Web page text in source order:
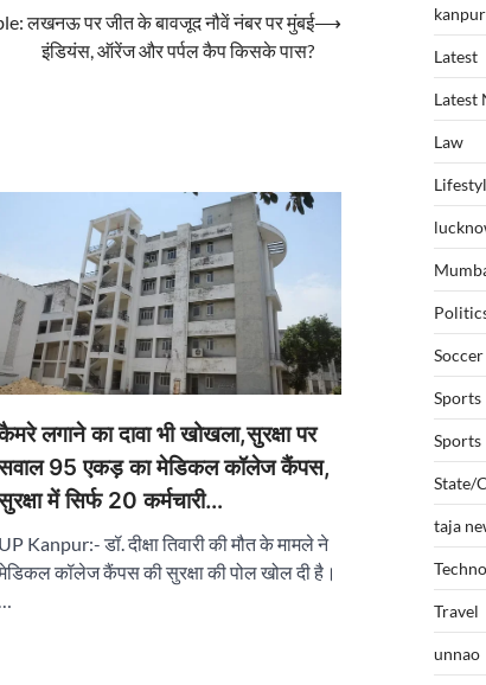
लखनऊ पर जीत के बावजूद नौवें नंबर पर मुंबई
इंडियंस, ऑरेंज और पर्पल कैप किसके पास?
⟶
लगाने का दावा भी खोखला,सुरक्षा पर
95 एकड़ का मेडिकल कॉलेज कैंपस,
में सिर्फ 20 कर्मचारी…
UP Kanpur:- डॉ. दीक्षा तिवारी की मौत के मामले ने
कॉलेज कैंपस की सुरक्षा की पोल खोल दी है।
Latest
Latest
Law
Soccer
Sports
Sports
State/
taja
Travel
unnao